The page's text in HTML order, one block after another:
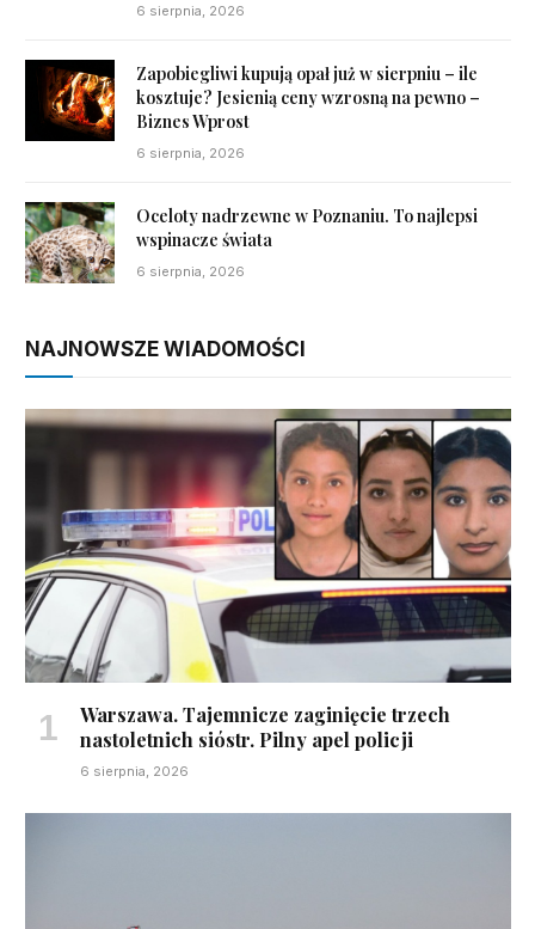
6 sierpnia, 2026
Zapobiegliwi kupują opał już w sierpniu – ile
kosztuje? Jesienią ceny wzrosną na pewno –
Biznes Wprost
6 sierpnia, 2026
Oceloty nadrzewne w Poznaniu. To najlepsi
wspinacze świata
6 sierpnia, 2026
NAJNOWSZE WIADOMOŚCI
Warszawa. Tajemnicze zaginięcie trzech
nastoletnich sióstr. Pilny apel policji
6 sierpnia, 2026